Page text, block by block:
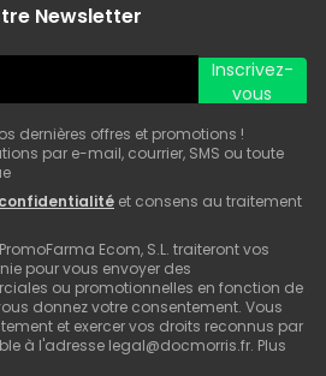
Newsletter
Inscrivez-
vous
dernières offres et promotions !
par e-mail, courrier, SMS ou toute
et consens au traitement
Ecom, S.L. traiteront vos
pour vous envoyer des
ou promotionnelles en fonction de
donnez votre consentement. Vous
et exercer vos droits reconnus par
à l'adresse legal@docmorris.fr. Plus